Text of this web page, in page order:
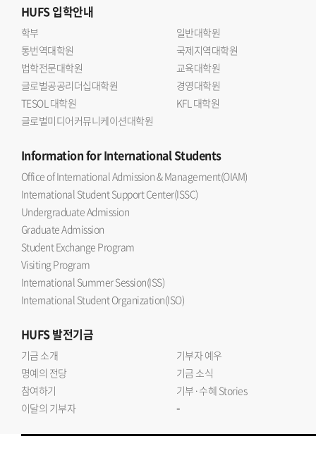
HUFS입학안내
학부
일반대학원
통번역대학원
국제지역대학원
법학전문대학원
교육대학원
글로벌공공리더십대학원
경영대학원
TESOL 대학원
KFL 대학원
글로벌미디어커뮤니케이션대학원
Informationfor International Students
Office of International Admission & Management(OIAM)
International Student Support Center(ISSC)
Undergraduate Admission
Graduate Admission
Student Exchange Program
Visiting Program
International Summer Session(ISS)
International Student Organization(ISO)
HUFS발전기금
기금 소개
기부자 예우
명예의 전당
기금 소식
참여하기
기부·수혜 Stories
이달의 기부자
-